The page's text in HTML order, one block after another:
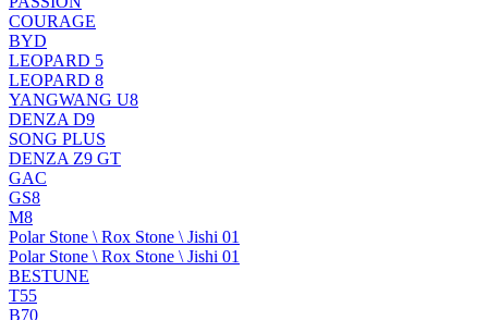
COURAGE
BYD
LEOPARD 5
LEOPARD 8
YANGWANG U8
DENZA D9
SONG PLUS
DENZA Z9 GT
GAC
GS8
M8
Polar Stone \ Rox Stone \ Jishi 01
Polar Stone \ Rox Stone \ Jishi 01
BESTUNE
T55
B70